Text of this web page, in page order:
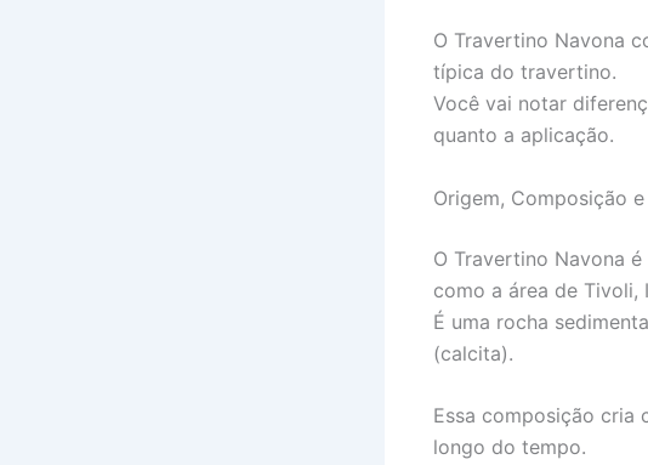
O Travertino Navona
típica do travertino.
Você vai notar
quanto a aplicação.
Origem, Composição
O Travertino Navona
como a área de Tivoli,
É uma rocha
(calcita).
Essa composição cria
longo do tempo.